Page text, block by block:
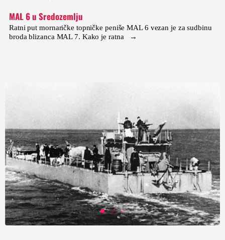
MAL 6 u Sredozemlju
Ratni put mornaričke topničke peniše MAL 6 vezan je za sudbinu
broda blizanca MAL 7. Kako je ratna →